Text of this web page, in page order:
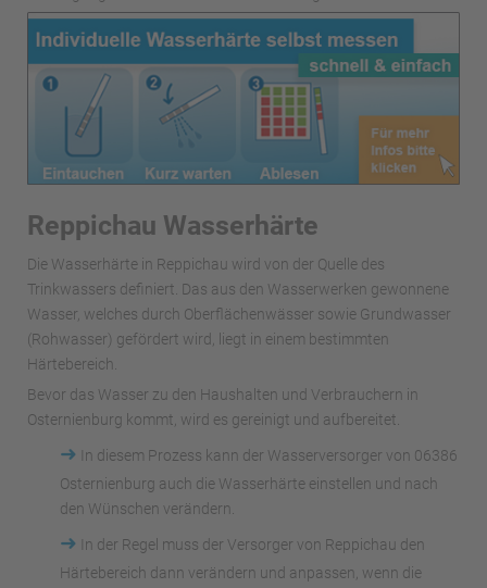
Reppichau Wasserhärte
Die Wasserhärte in Reppichau wird von der Quelle des
Trinkwassers definiert. Das aus den Wasserwerken gewonnene
Wasser, welches durch Oberflächenwässer sowie Grundwasser
(Rohwasser) gefördert wird, liegt in einem bestimmten
Härtebereich.
Bevor das Wasser zu den Haushalten und Verbrauchern in
Osternienburg kommt, wird es gereinigt und aufbereitet.
➜
In diesem Prozess kann der Wasserversorger von 06386
Osternienburg auch die Wasserhärte einstellen und nach
den Wünschen verändern.
➜
In der Regel muss der Versorger von Reppichau den
Härtebereich dann verändern und anpassen, wenn die